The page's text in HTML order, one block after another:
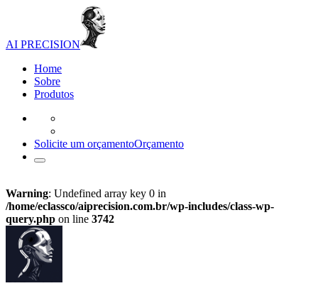
AI PRECISION
Home
Sobre
Produtos
Solicite um orçamentoOrçamento
Warning: Undefined array key 0 in
/home/eclassco/aiprecision.com.br/wp-includes/class-wp-
query.php on line 3742